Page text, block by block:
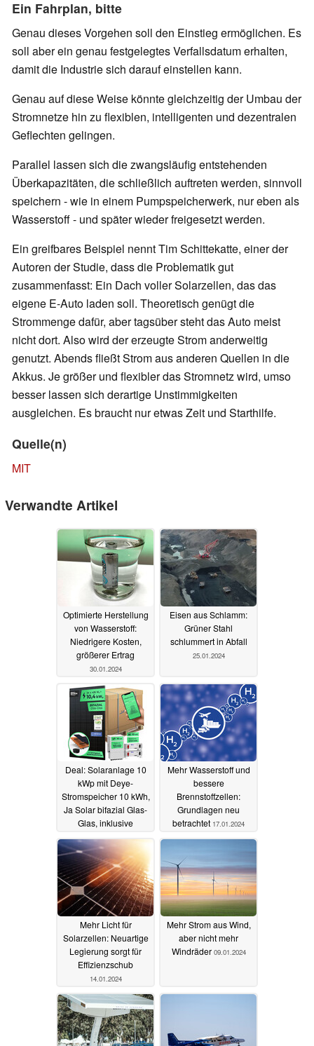
Ein Fahrplan, bitte
Genau dieses Vorgehen soll den Einstieg ermöglichen. Es
soll aber ein genau festgelegtes Verfallsdatum erhalten,
damit die Industrie sich darauf einstellen kann.
Genau auf diese Weise könnte gleichzeitig der Umbau der
Stromnetze hin zu flexiblen, intelligenten und dezentralen
Geflechten gelingen.
Parallel lassen sich die zwangsläufig entstehenden
Überkapazitäten, die schließlich auftreten werden, sinnvoll
speichern - wie in einem Pumpspeicherwerk, nur eben als
Wasserstoff - und später wieder freigesetzt werden.
Ein greifbares Beispiel nennt Tim Schittekatte, einer der
Autoren der Studie, dass die Problematik gut
zusammenfasst: Ein Dach voller Solarzellen, das das
eigene E-Auto laden soll. Theoretisch genügt die
Strommenge dafür, aber tagsüber steht das Auto meist
nicht dort. Also wird der erzeugte Strom anderweitig
genutzt. Abends fließt Strom aus anderen Quellen in die
Akkus. Je größer und flexibler das Stromnetz wird, umso
besser lassen sich derartige Unstimmigkeiten
ausgleichen. Es braucht nur etwas Zeit und Starthilfe.
Quelle(n)
MIT
Verwandte Artikel
Optimierte Herstellung
von Wasserstoff:
Niedrigere Kosten,
größerer Ertrag
30.01.2024
Eisen aus Schlamm:
Grüner Stahl
schlummert in Abfall
25.01.2024
Deal: Solaranlage 10
kWp mit Deye-
Stromspeicher 10 kWh,
Ja Solar bifazial Glas-
Glas, inklusive
Montagesystem jetzt
mit 18% Rabatt
18.01.2024
Mehr Wasserstoff und
bessere
Brennstoffzellen:
Grundlagen neu
betrachtet 17.01.2024
Mehr Licht für
Solarzellen: Neuartige
Legierung sorgt für
Effizienzschub
14.01.2024
Mehr Strom aus Wind,
aber nicht mehr
Windräder 09.01.2024